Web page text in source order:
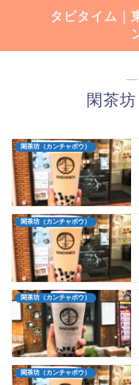
タピタイム｜
―
閑茶
閑茶坊（カンチャボウ）
閑茶坊（カンチャボウ）
閑茶坊（カンチャボウ）
閑茶坊（カンチャボウ）